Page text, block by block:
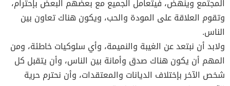
المجتمع وينهض، فيتعامل الجميع مع بعضهم البعض بإحترام،
وتقوم العلاقة على المودة والحب، ويكون هناك تعاون بين
الناس.
ولابد أن نبتعد عن الغيبة والنميمة، وأي سلوكيات خاطئة، ومن
المهم أن يكون هناك صدق وأمانة بين الناس، وأن يتقبل كل
شخص الآخر بإختلاف الديانات والمعتقدات، وأن نحترم حرية